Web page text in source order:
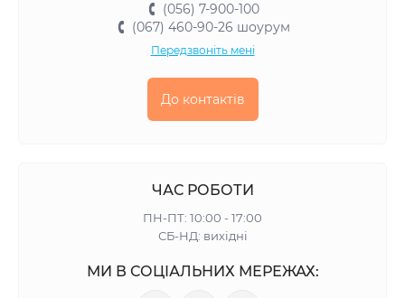
(056) 7-900-100
(067) 460-90-26 шоурум
Передзвоніть мені
До контактів
ЧАС РОБОТИ
ПН-ПТ: 10:00 - 17:00
СБ-НД: вихідні
МИ В СОЦІАЛЬНИХ МЕРЕЖАХ: